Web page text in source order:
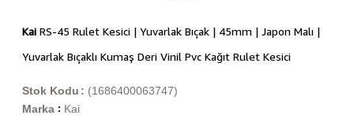
KaiRS-45 Rulet Kesici | Yuvarlak Bıçak | 45mm | Japon Malı |
Yuvarlak Bıçaklı Kumaş Deri Vinil Pvc Kağıt Rulet Kesici
(1686400063747)
Stok Kodu
Marka : Kai